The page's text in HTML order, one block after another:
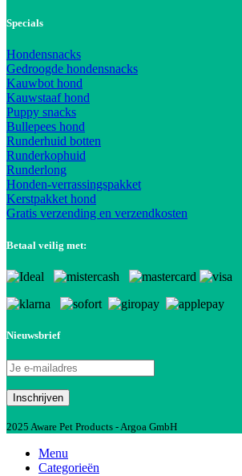
Specials
Hondensnacks
Gedroogde hondensnacks
Kauwbot hond
Kauwstaaf hond
Puppy snacks
Bullepees hond
Runderhuid botten
Runderkophuid
Runderlong
Honden-verrassingspakket
Kerstpakket hond
Gratis verzending en verzendkosten
Betaal veilig met:
Nieuwsbrief
2025 Aware Pet Products - Argoa GmbH
Menu
Categorieën